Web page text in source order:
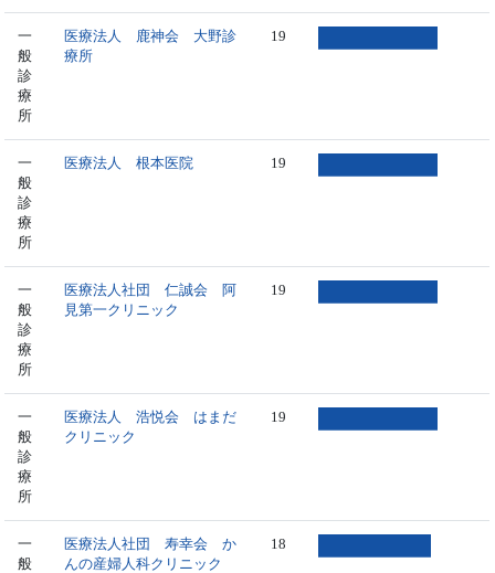
一
般
診
療
所
医療法人 鹿神会 大野診
療所
19
一
般
診
療
所
医療法人 根本医院 19
一
般
診
療
所
医療法人社団 仁誠会 阿
見第一クリニック
19
一
般
診
療
所
医療法人 浩悦会 はまだ
クリニック
19
一
般
医療法人社団 寿幸会 か
んの産婦人科クリニック
18